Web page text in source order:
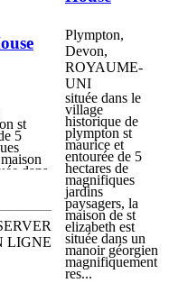
st
5
dans
et
et une
un cadre
LIGNE
Plympton,
Devon,
ROYAUME-
UNI
située dans le
village
historique de
plympton st
maurice et
entourée de 5
hectares de
magnifiques
jardins
paysagers, la
maison de st
elizabeth est
située dans un
manoir géorgien
magnifiquement
res...